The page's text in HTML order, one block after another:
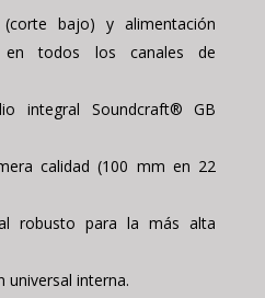
bajo) y alimentación
todos los canales de
integral Soundcraft® GB
calidad (100 mm en 22
robusto para la más alta
universal interna.